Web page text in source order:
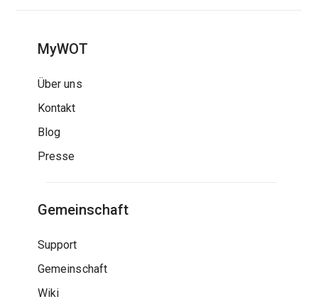
MyWOT
Über uns
Kontakt
Blog
Presse
Gemeinschaft
Support
Gemeinschaft
Wiki